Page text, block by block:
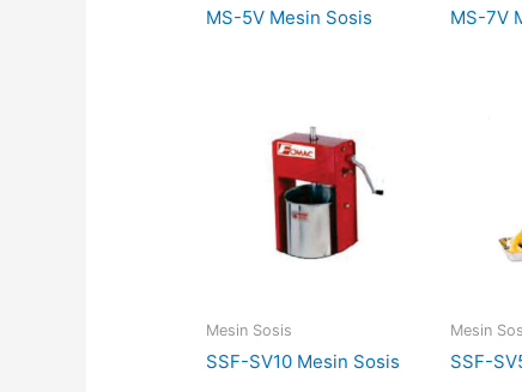
MS-5V Mesin Sosis MS-7V
Mesin Sosis
SSF-SV10 Mesin Sosis
Mesin
SSF-